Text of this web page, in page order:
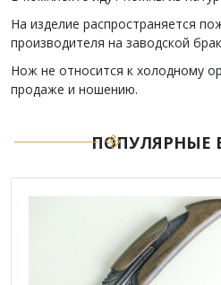
На изделие распространяется
производителя на заводской
Нож не относится к холодному
продаже и ношению.
ПОПУЛЯРНЫЕ